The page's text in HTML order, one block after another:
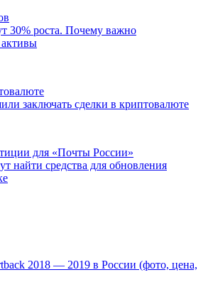
30% роста. Почему важно
заключать сделки в криптовалюте
найти средства для обновления
2018 — 2019 в России (фото, цена,